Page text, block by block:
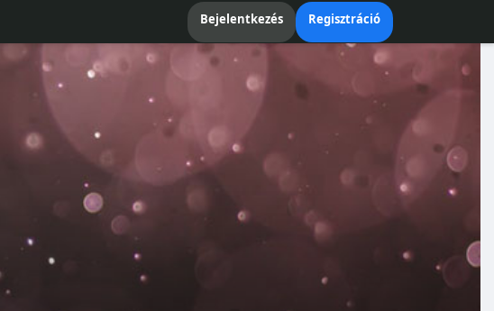
Bejelentkezés Regisztráció